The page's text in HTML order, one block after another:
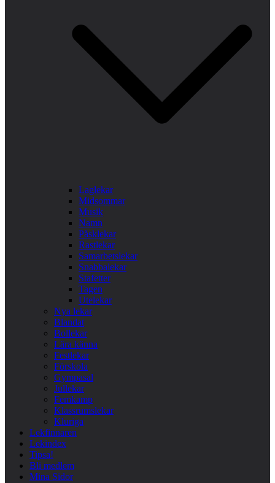
Laglekar
Midsommar
Musik
Namn
Påsklekar
Rastlekar
Samarbetslekar
Snabbalekar
Stafetter
Tagen
Utelekar
Nya lekar
Blandat
Bollekar
Lära känna
Festlekar
Förskola
Gympasal
Jullekar
Femkamp
Klassrumslekar
Kluriga
Lekfinnaren
Lekindex
Tipsa!
Bli medlem
Mina Sidor